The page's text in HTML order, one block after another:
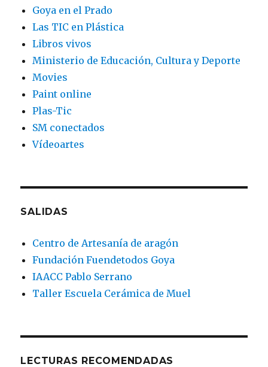
Goya en el Prado
Las TIC en Plástica
Libros vivos
Ministerio de Educación, Cultura y Deporte
Movies
Paint online
Plas-Tic
SM conectados
Vídeoartes
SALIDAS
Centro de Artesanía de aragón
Fundación Fuendetodos Goya
IAACC Pablo Serrano
Taller Escuela Cerámica de Muel
LECTURAS RECOMENDADAS